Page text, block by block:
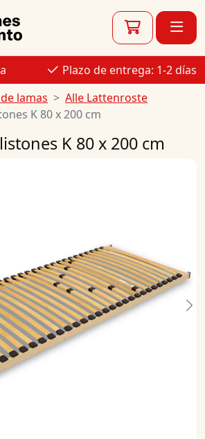
Plazo de entrega: 1-2 días
lamas
Alle Lattenroste
K 80 x 200 cm
K 80 x 200 cm